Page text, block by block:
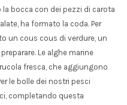
bocca con dei pezzi di carota
ha formato la coda. Per
un cous cous di verdure, un
Le alghe marine
fresca, che aggiungono
le bolle dei nostri pesci
completando questa